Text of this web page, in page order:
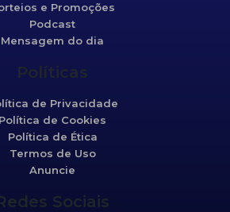
e Promoções
Podcast
Mensagem do dia
Políticas
de Privacidade
Política de Cookies
Política de Ética
Termos de Uso
Anuncie
Sociais